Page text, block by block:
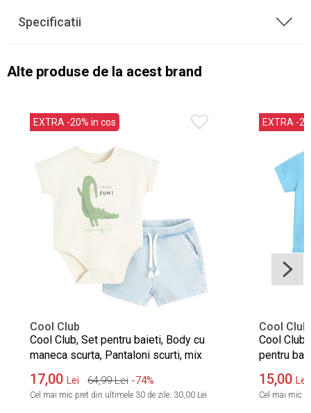
Specificatii
Alte produse de la acest brand
EXTRA -20% in cos
Cool Club
Cool Club, Set pentru baieti, Body cu
maneca scurta, Pantaloni scurti, mix
17,00 Lei 64,99 Lei -74%
Cel mai mic pret din ultimele 30 de zile: 30,00 Lei
EXTRA -
Cool Club
Cool
pentru
15,00 Lei
Cel mai mic